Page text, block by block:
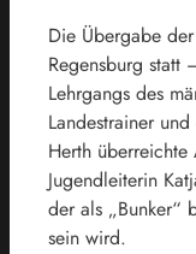
Die Übergabe
Regensburg statt
Lehrgangs des
Landestrainer
Herth
Jugendleiterin
der als „Bunker“
sein wird.